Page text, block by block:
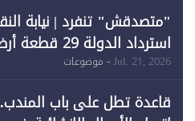
"متصدقش" تنفرد | نيابة
استرداد
وقبول طعن الحكومة جزئيًا (1)
Jul. 21, 2026- موضوعات
قاعدة تطل على باب